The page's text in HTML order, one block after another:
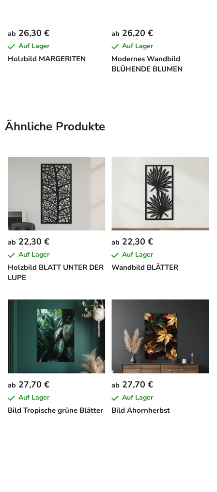
Holzbild MARGERITEN
ab 26,30 €
Auf Lager
Modernes Wandbild
BLÜHENDE BLUMEN
ab 26,20 €
Auf Lager
Ähnliche Produkte
Holzbild BLATT UNTER DER
LUPE
ab 22,30 €
Auf Lager
Wandbild BLÄTTER
ab 22,30 €
Auf Lager
Bild Tropische grüne Blätter
ab 27,70 €
Auf Lager
Bild Ahornherbst
ab 27,70 €
Auf Lager